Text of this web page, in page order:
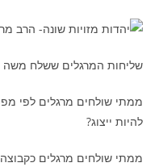
שליחות המרגלים ששלח משה
ממתי שולחים מרגלים לפי
להיות ייצוג?
ממתי שולחים מרגלים